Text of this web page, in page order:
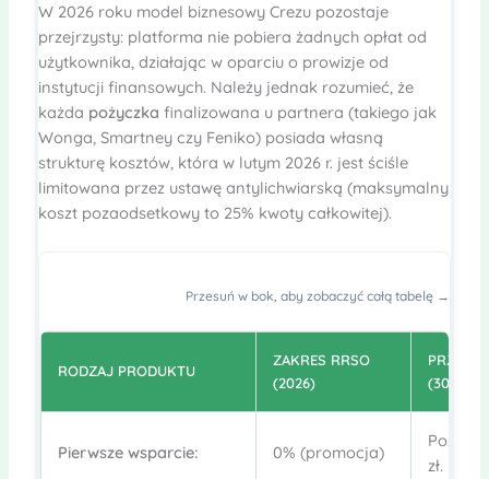
W 2026 roku model biznesowy Crezu pozostaje
przejrzysty: platforma nie pobiera żadnych opłat od
użytkownika, działając w oparciu o prowizje od
instytucji finansowych. Należy jednak rozumieć, że
każda pożyczka finalizowana u partnera (takiego jak
Wonga, Smartney czy Feniko) posiada własną
strukturę kosztów, która w lutym 2026 r. jest ściśle
limitowana przez ustawę antylichwiarską (maksymalny
koszt pozaodsetkowy to 25% kwoty całkowitej).
Przesuń w bok, aby zobaczyć całą tabelę →
RODZAJ PRODUKTU
ZAKRES RRSO
(2026)
(30 DNI)
Pierwsze wsparcie: 0% (promocja)
zł.